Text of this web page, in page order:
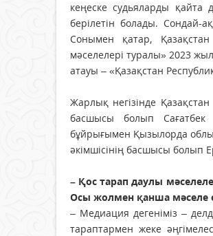
кеңеске судьяларды қайта
берілетін болады. Сондай-
Сонымен қатар, Қазақстан
мәселелері туралы» 2023
атауы – «Қазақстан
Жарлық негізінде
басшысы болып Сағатбек
бұйрығымен Қызылорда
әкімшісінің басшысы болып
– Қос тарап даулы
Осы жолмен қанша мәселе
– Медиация дегеніміз –
тараптармен жеке